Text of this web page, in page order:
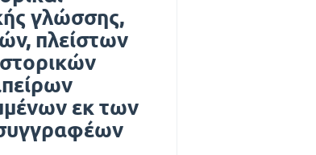
γλώσσης,
πλείστων
εκ των